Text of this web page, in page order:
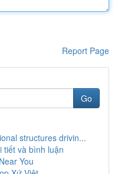
Report Page
Go
structures drivin...
tiết và bình luận
You